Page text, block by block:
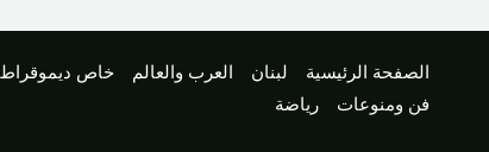
الصفحة الرئيسية لبنان العرب والعالم خاص
فن ومنوعات
رياضة